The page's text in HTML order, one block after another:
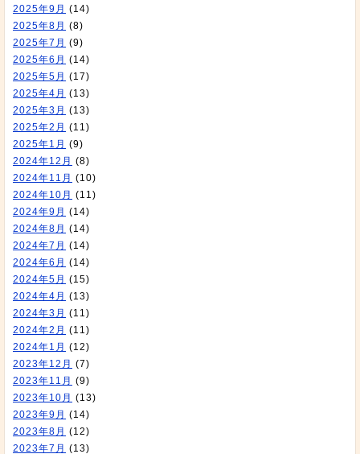
2025年9月 (14)
2025年8月 (8)
2025年7月 (9)
2025年6月 (14)
2025年5月 (17)
2025年4月 (13)
2025年3月 (13)
2025年2月 (11)
2025年1月 (9)
2024年12月 (8)
2024年11月 (10)
2024年10月 (11)
2024年9月 (14)
2024年8月 (14)
2024年7月 (14)
2024年6月 (14)
2024年5月 (15)
2024年4月 (13)
2024年3月 (11)
2024年2月 (11)
2024年1月 (12)
2023年12月 (7)
2023年11月 (9)
2023年10月 (13)
2023年9月 (14)
2023年8月 (12)
2023年7月 (13)